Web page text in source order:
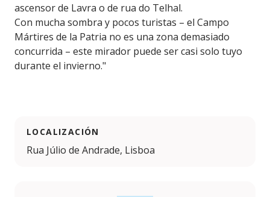
ascensor de Lavra o de rua do Telhal.
Con mucha sombra y pocos turistas – el Campo
Mártires de la Patria no es una zona demasiado
concurrida – este mirador puede ser casi solo tuyo
durante el invierno."
LOCALIZACIÓN
Rua Júlio de Andrade, Lisboa